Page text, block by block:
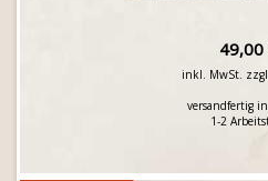
49,00
inkl. MwSt.
versandfertig
1-2